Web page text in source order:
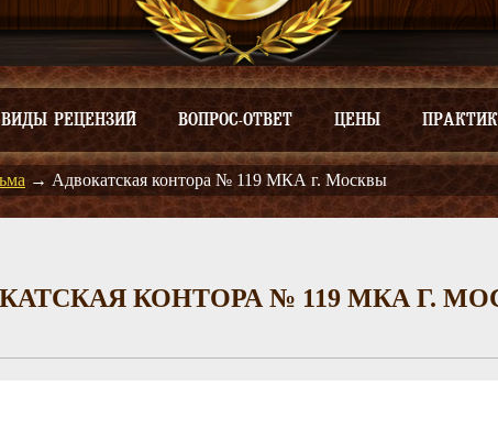
ВИДЫ РЕЦЕНЗИЙ ВОПРОС-ОТВЕТ ЦЕНЫ
→ Адвокатская контора № 119 МКА г. Москвы
КОНТОРА № 119 МКА Г.